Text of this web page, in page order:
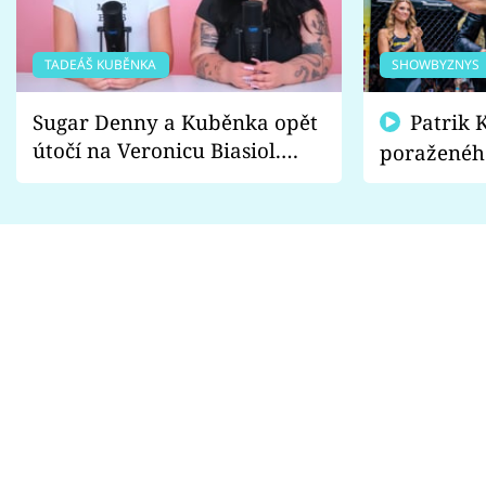
TADEÁŠ KUBĚNKA
Sugar Denny a Kuběnka opět
útočí na Veronicu Biasiol.
Proč je podle nich falešná a
SHOWBYZNYS
fanoušci